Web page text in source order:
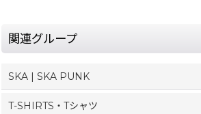
関連グループ
SKA | SKA PUNK
T-SHIRTS・Tシャツ